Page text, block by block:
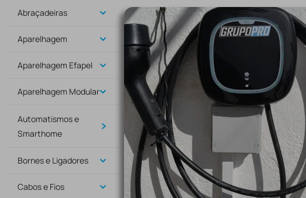
Abraçadeiras
Aparelhagem
Aparelhagem Efapel
Aparelhagem Modular
Automatismos e
Smarthome
Bornes e Ligadores
Cabos e Fios